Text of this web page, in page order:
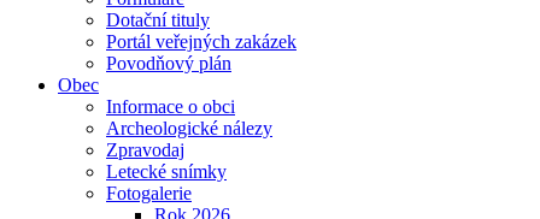
Dotační tituly
Portál veřejných zakázek
Povodňový plán
Obec
Informace o obci
Archeologické nálezy
Zpravodaj
Letecké snímky
Fotogalerie
Rok 2026